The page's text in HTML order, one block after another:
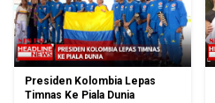
Presiden Kolombia Lepas
Timnas Ke Piala Dunia